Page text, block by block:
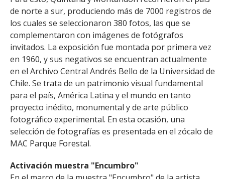
de norte a sur, produciendo más de 7000 registros de
los cuales se seleccionaron 380 fotos, las que se
complementaron con imágenes de fotógrafos
invitados. La exposición fue montada por primera vez
en 1960, y sus negativos se encuentran actualmente
en el Archivo Central Andrés Bello de la Universidad de
Chile. Se trata de un patrimonio visual fundamental
para el país, América Latina y el mundo en tanto
proyecto inédito, monumental y de arte público
fotográfico experimental. En esta ocasión, una
selección de fotografías es presentada en el zócalo de
MAC Parque Forestal.
Activación muestra "Encumbro"